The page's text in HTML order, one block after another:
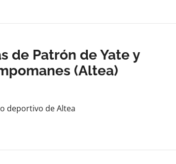
de Patrón de Yate y
(Altea)
deportivo de Altea